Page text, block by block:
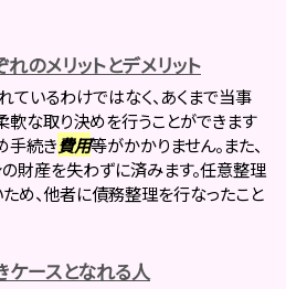
のメリットとデメリット
いるわけではなく、あくまで当事
軟な取り決めを行うことができます
手続き費用等がかかりません。また、
財産を失わずに済みます。任意整理
め、他者に債務整理を行なったこと
ースとなれる人